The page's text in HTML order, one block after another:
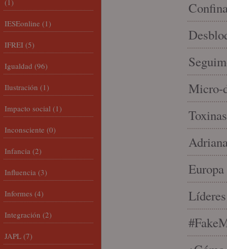
Micro-
(1)
IESEonline (1)
IFREI (5)
Igualdad (96)
Ilustración (1)
Impacto social (1)
Inconsciente (0)
Infancia (2)
Influencia (3)
Informes (4)
Integración (2)
JAPL (7)